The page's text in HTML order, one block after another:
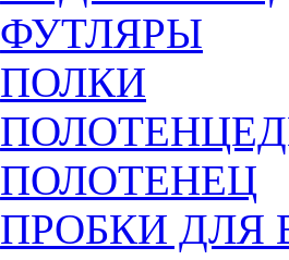
ФУТЛЯРЫ
ПОЛКИ
ПОЛОТЕНЕЦ
ПРОБКИ ДЛЯ